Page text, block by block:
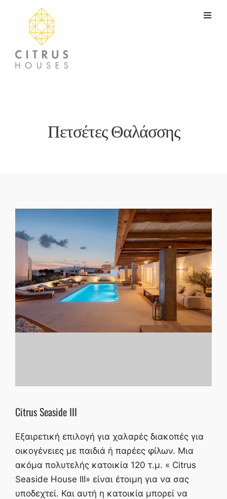
Πετσέτες Θαλάσσης
Citrus Seaside III
Εξαιρετική επιλογή για χαλαρές διακοπές για
οικογένειες με παιδιά ή παρέες φίλων. Μια
ακόμα πολυτελής κατοικία 120 τ.μ. « Citrus
Seaside House ΙΙΙ» είναι έτοιμη για να σας
υποδεχτεί. Και αυτή η κατοικία μπορεί να